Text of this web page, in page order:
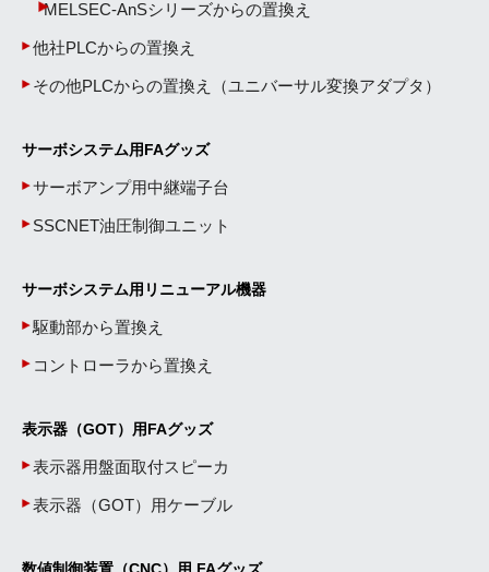
MELSEC-AnSシリーズからの置換え
他社PLCからの置換え
その他PLCからの置換え（ユニバーサル変換アダプタ）
サーボシステム用FAグッズ
サーボアンプ用中継端子台
SSCNET油圧制御ユニット
サーボシステム用リニューアル機器
駆動部から置換え
コントローラから置換え
表示器（GOT）用FAグッズ
表示器用盤面取付スピーカ
表示器（GOT）用ケーブル